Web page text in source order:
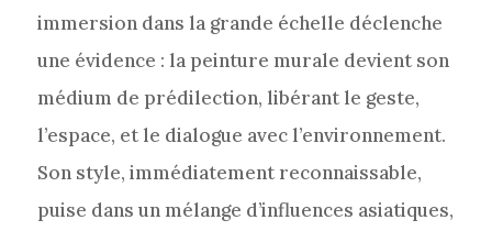
immersion dans la grande échelle déclenche
une évidence : la peinture murale devient son
médium de prédilection, libérant le geste,
l’espace, et le dialogue avec l’environnement.
Son style, immédiatement reconnaissable,
puise dans un mélange d’influences asiatiques,